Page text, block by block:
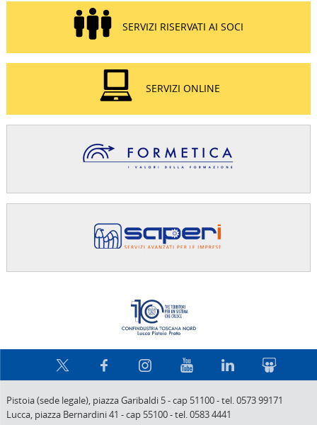
SERVIZI RISERVATI AI SOCI
SERVIZI ONLINE
Pistoia (sede legale), piazza Garibaldi 5-cap 51100-tel. 0573 99171
Lucca, piazza Bernardini 41 -cap 55100-tel. 0583 4441